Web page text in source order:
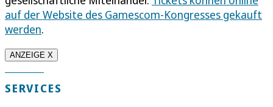
auf der Website des Gamescom-Kongresses gekauft
werden.
ANZEIGE X
SERVICES